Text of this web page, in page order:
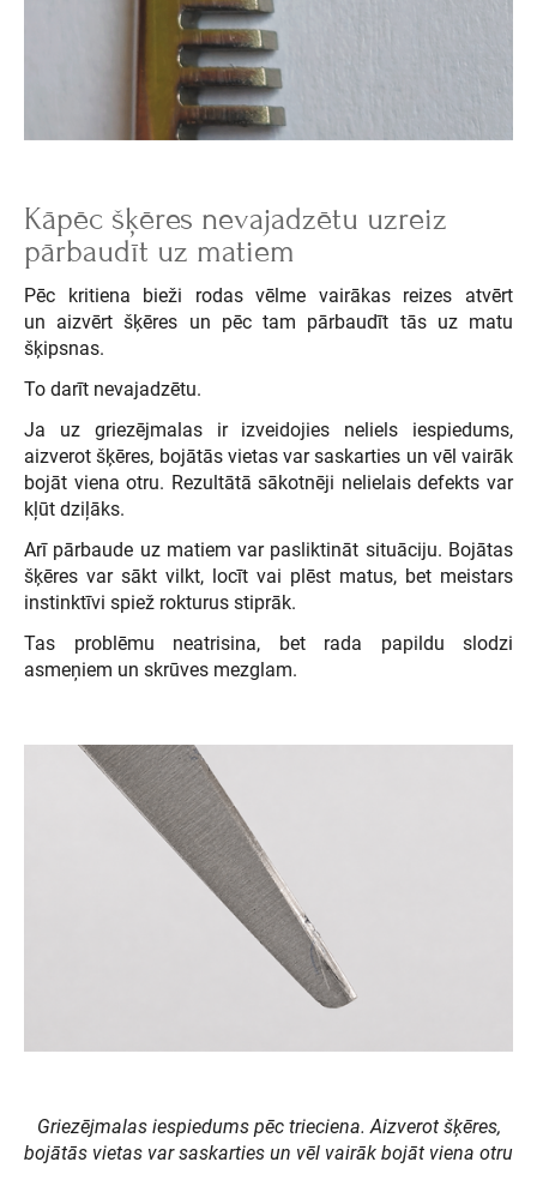
Kāpēc šķēres nevajadzētu uzreiz
pārbaudīt uz matiem
Pēc kritiena bieži rodas vēlme vairākas reizes atvērt
un aizvērt šķēres un pēc tam pārbaudīt tās uz matu
šķipsnas.
To darīt nevajadzētu.
Ja uz griezējmalas ir izveidojies neliels iespiedums,
aizverot šķēres, bojātās vietas var saskarties un vēl vairāk
bojāt viena otru. Rezultātā sākotnēji nelielais defekts var
kļūt dziļāks.
Arī pārbaude uz matiem var pasliktināt situāciju. Bojātas
šķēres var sākt vilkt, locīt vai plēst matus, bet meistars
instinktīvi spiež rokturus stiprāk.
Tas problēmu neatrisina, bet rada papildu slodzi
asmeņiem un skrūves mezglam.
Griezējmalas iespiedums pēc trieciena. Aizverot šķēres,
bojātās vietas var saskarties un vēl vairāk bojāt viena otru